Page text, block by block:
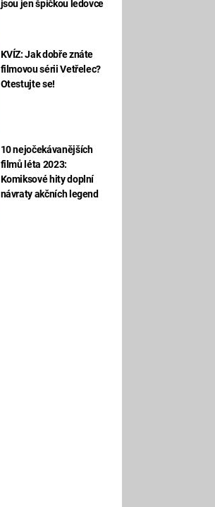
jsou jen špičkou ledovce
KVÍZ: Jak dobře znáte
filmovou sérii Vetřelec?
Otestujte se!
10 nejočekávanějších
filmů léta 2023:
Komiksové hity doplní
návraty akčních legend